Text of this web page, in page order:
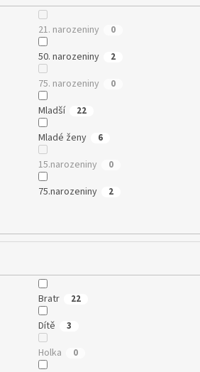
21. narozeniny 0
50. narozeniny 2
75. narozeniny 0
Mladší 22
Mladé ženy 6
15.narozeniny 0
75.narozeniny 2
Bratr 22
Dítě 3
Holka 0